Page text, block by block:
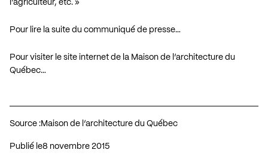
l’agriculteur, etc. »
Pour lire la suite du communiqué de presse…
Pour visiter le site internet de la Maison de l’architecture du
Québec…
Source :Maison de l’architecture du Québec
Publié le 8 novembre 2015